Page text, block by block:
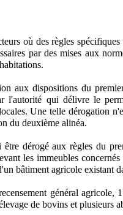
où des règles
par des mises aux
aux dispositions du
l'autorité qui délivre le
Une telle dérogation
du deuxième alinéa.
être dérogé aux règles du
les immeubles
bâtiment agricole existant
général agricole,
de bovins et plusieurs